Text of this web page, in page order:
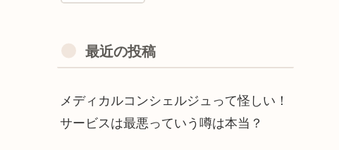
最近の投稿
メディカルコンシェルジュって怪しい！
サービスは最悪っていう噂は本当？